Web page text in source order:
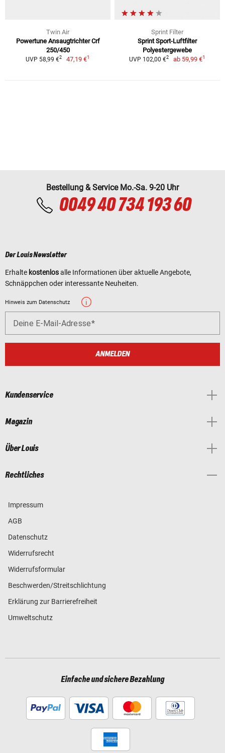
Twin Air
Powertune Ansaugtrichter Crf
250/450
UVP 58,99 €2 47,19 €1
Sprint Filter
Sprint Sport-Luftfilter
Polyestergewebe
UVP 102,00 €2 ab 59,99 €1
Bestellung & Service Mo.-Sa. 9-20 Uhr
0049 40 734 193 60
Der Louis Newsletter
Erhalte kostenlosalle Informationen über aktuelle Angebote,
Schnäppchen oder interessante Neuheiten.
Hinweis zum Datenschutz
Deine E-Mail-Adresse
ANMELDEN
Kundenservice
Magazin
Über Louis
Rechtliches
Impressum
AGB
Datenschutz
Widerrufsrecht
Widerrufsformular
Beschwerden/Streitschlichtung
Erklärung zur Barrierefreiheit
Umweltschutz
Einfache und sichere Bezahlung